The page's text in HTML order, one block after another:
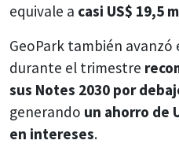
equivale a casi US$ 19,5
GeoPark también avanzó
durante el trimestre
sus Notes 2030 por
generando un ahorro de
en intereses.